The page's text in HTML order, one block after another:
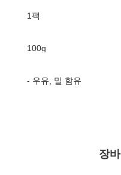
1팩
100g
- 우유, 밀 함유
장